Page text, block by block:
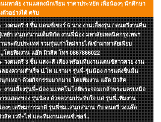
นมหาลัย งานแสดงนักเรียน ราคาประหยัด เพื่อน้องๆ นักศึกษา
ตัวอย่างได้ ครับ
วงดนตรี 4 ชิ้น แดนซ์เซอร์ 6 นาง งานเลี้ยงรุ่น / ดนตรีงานคืน
หย้า สนุกสนานเต็มพิกัด งานพี่น้อง มหาลัยเทคนิคกรุงเทพฯ
นระดับประเทศ รวมรุ่นเก่าใหม่รายได้เข้ามาหาลัยเพียบ
โดยทีมงาน แอ๊ด มิวสิค โทร 0867866022
วงดนตรี 3 ชิ้น แสง+สี เสียง พร้อมทีมงานแดนซ์สาวสวย งาน
องความสำเร็จ ป.โท ม.รามฯ รุ่นพี่-รุ่นน้อง การแต่งชื่นมื่น
กเหฮา ด้วยกิจกรรมมากมาย โดยทีมงาน แอ๊ด มิวสิค
งานเลี้ยงรุ่นพี่+น้อง ม.เทคโนโลยีพระจอมเกล้าพระนครเหนือ
รแสดงของ รุ่นน้อง ด้วยความประทับใจ แด่ รุ่นพี่..ทีมงาน
งๆ เตรียมการมาดี รุ่นพี่ชม..สนุกสนาน กับ ดนตรี วงแอ๊ด
สิค เวที+ไฟ และทีมงานแดนซ์เซอร์..